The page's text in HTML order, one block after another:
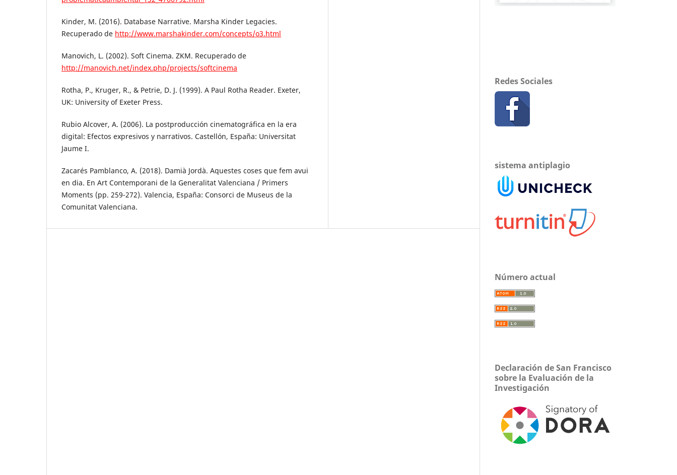
Kinder, M. (2016). Database Narrative. Marsha Kinder Legacies.
Recuperado de http://www.marshakinder.com/concepts/o3.html
Manovich, L. (2002). Soft Cinema. ZKM. Recuperado de
http://manovich.net/index.php/projects/softcinema
Rotha, P., Kruger, R., & Petrie, D. J. (1999). A Paul Rotha Reader. Exeter,
UK: University of Exeter Press.
Rubio Alcover, A. (2006). La postproducción cinematográfica en la era
digital: Efectos expresivos y narrativos. Castellón, España: Universitat
Jaume I.
Zacarés Pamblanco, A. (2018). Damià Jordà. Aquestes coses que fem avui
en dia. En Art Contemporani de la Generalitat Valenciana / Primers
Moments (pp. 259-272). Valencia, España: Consorci de Museus de la
Comunitat Valenciana.
Redes Sociales
sistema antiplagio
Número actual
Declaración de San Francisco
sobre la Evaluación de la
Investigación